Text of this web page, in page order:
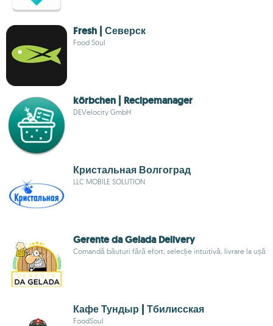
Fresh | Северск
Food Sоul
körbchen | Recipemanager
DEVelocity GmbH
Кристальная Волгоград
LLC MOBILE SOLUTION
Gerente da Gelada Delivery
Comandă băuturi fără efort, selecție intuitivă, livrare la ușă
Кафе Тундыр | Тбилисская
FoodSoul